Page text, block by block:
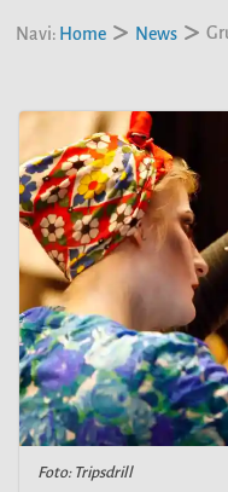
Navi: Home News
Foto: Tripsdrill